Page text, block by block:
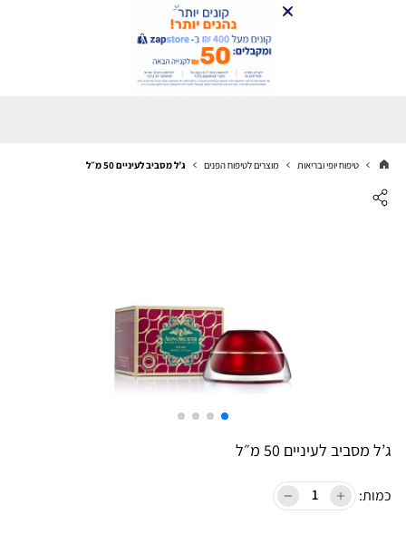
טיפוח יופי ובריאות מוצרים לטיפוח הפנים ג’ל מסביב לעיניים 50 מ״ל
ג’ל מסביב לעיניים 50 מ״ל
כמות: